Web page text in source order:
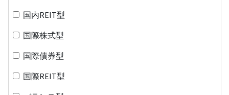
国内REIT型
国際株式型
国際債券型
国際REIT型